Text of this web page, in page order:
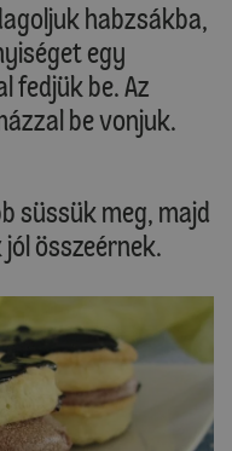
habzsákba,
egy
fedjük be. Az
be vonjuk.
süssük meg, majd
összeérnek.